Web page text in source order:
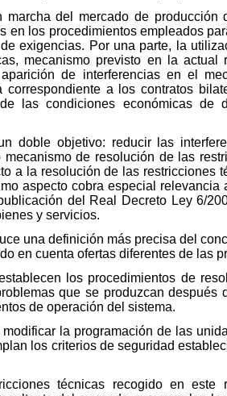
del mercado de
en los procedimientos empleados
exigencias. Por una parte, la
mecanismo previsto en la
de interferencias en el
a los contratos
las condiciones económicas de
doble objetivo: reducir las
de resolución de las
a la resolución de las restricciones
aspecto cobra especial
del Real Decreto Ley 6/
y servicios.
una definición más precisa del
en cuenta ofertas diferentes de las
los procedimientos de
que se produzcan después
de operación del sistema.
la programación de las
los criterios de seguridad
técnicas recogido en este